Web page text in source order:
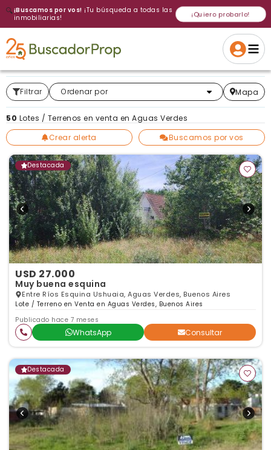
🔍¡Buscamos por vos! ¡Tu búsqueda a todas las
inmobiliarias!
¡Quiero probarlo!
Cancelar Si, eliminar
Gracias
Volver a intentar
Volver a intentarlo
Crear alerta
¡Si, enviar a todos!
Filtrar Ordenar por
Más relevantes Mapa
50 Lotes / Terrenos en venta en Aguas Verdes
Crear alerta
Buscamos por vos
Destacada
USD 27.000
Muy buena esquina
Entre Ríos Esquina Ushuaia, Aguas Verdes, Buenos Aires
Lote / Terreno en Venta en Aguas Verdes, Buenos Aires
Publicado hace 7 meses
WhatsApp Consultar
Destacada